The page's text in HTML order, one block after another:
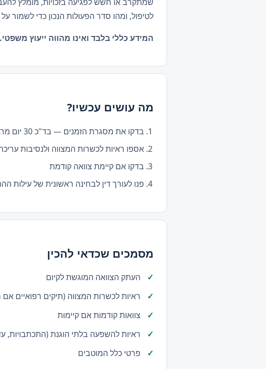
לטיפול, ומהו סדר הפעולות הנכון כדי לשמור
המידע כללי בלבד ואינו מהווה ייעוץ
מה עושים עכשיו?
בדקו את מסגרת הזמנים — בד"כ 30 יום מרגע הגשת בקשת קיום הצוואה
אספו ראיות לכשרות המצווה ולנסיבות
בדקו אם קיימת צוואה קודמת
פנו לעורך דין לבחינה ראשונית של עילות
מסמכים שכדאי להכין
העתק הצוואה המוגשת לקיום
ראיות לכשרות המצווה (תיקים רפואיים אם
צוואות קודמות אם קיימות
ראיות להשפעה בלתי הוגנת (התכתבויות,
פרטי כלל המוטבים